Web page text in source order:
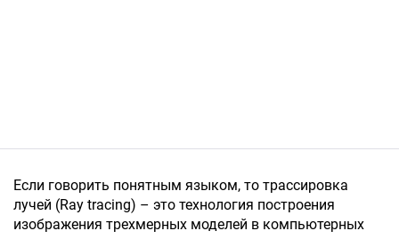
Если говорить понятным языком, то трассировка
лучей (Ray tracing) – это технология построения
изображения трехмерных моделей в компьютерных